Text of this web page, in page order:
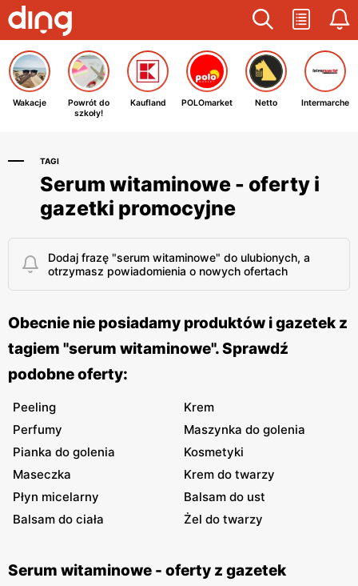
Wakacje
Powrót do
szkoły!
Kaufland POLOmarket Netto Intermarche
TAGI
Serum witaminowe - oferty i
gazetki promocyjne
Dodaj frazę "serum witaminowe" do ulubionych, a
otrzymasz powiadomienia o nowych ofertach
Obecnie nie posiadamy produktów i gazetek z
tagiem "serum witaminowe". Sprawdź
podobne oferty:
Peeling
Krem
Perfumy
Maszynka do golenia
Pianka do golenia
Kosmetyki
Maseczka
Krem do twarzy
Płyn micelarny
Balsam do ust
Balsam do ciała
Żel do twarzy
Serum witaminowe - oferty z gazetek